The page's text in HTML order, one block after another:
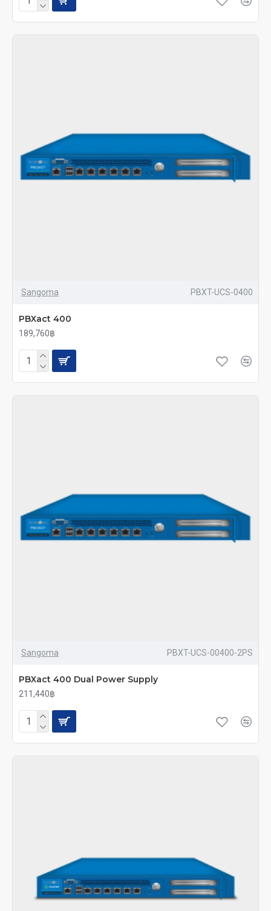
Sangoma PBXT-UCS-0400
PBXact 400
189,760฿
Sangoma PBXT-UCS-00400-2PS
PBXact 400 Dual Power Supply
211,440฿